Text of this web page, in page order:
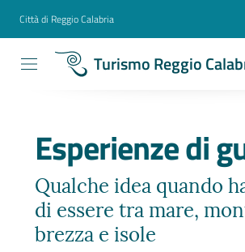
Città di Reggio Calabria
Turismo Reggio
Esperienze di
Qualche idea quando
di essere tra mare,
brezza e isole